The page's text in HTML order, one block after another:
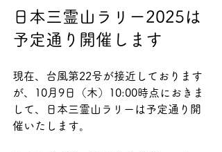
日本三霊山ラリー2025は
予定通り開催します
現在、台風第22号が接近しております
が、10月9日（木）10:00時点におきま
して、日本三霊山ラリーは予定通り開
催いたします。